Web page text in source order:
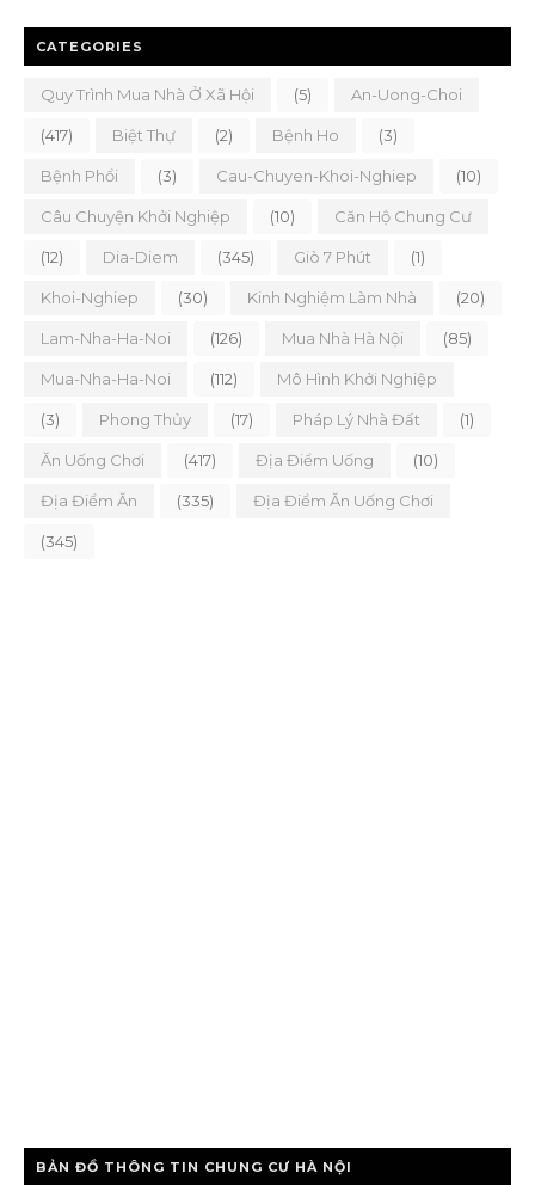
CATEGORIES
Quy Trình Mua Nhà Ở Xã Hội (5) An-Uong-Choi
(417) Biệt Thự (2) Bệnh Ho (3)
Bệnh Phổi (3) Cau-Chuyen-Khoi-Nghiep (10)
Câu Chuyện Khởi Nghiệp (10) Căn Hộ Chung Cư
(12) Dia-Diem (345) Giò 7 Phút (1)
Khoi-Nghiep (30) Kinh Nghiệm Làm Nhà (20)
Lam-Nha-Ha-Noi (126) Mua Nhà Hà Nội (85)
Mua-Nha-Ha-Noi (112) Mô Hình Khởi Nghiệp
(3) Phong Thủy (17) Pháp Lý Nhà Đất (1)
Ăn Uống Chơi (417) Địa Điểm Uống (10)
Địa Điểm Ăn (335) Địa Điểm Ăn Uống Chơi
(345)
BẢN ĐỒ THÔNG TIN CHUNG CƯ HÀ NỘI